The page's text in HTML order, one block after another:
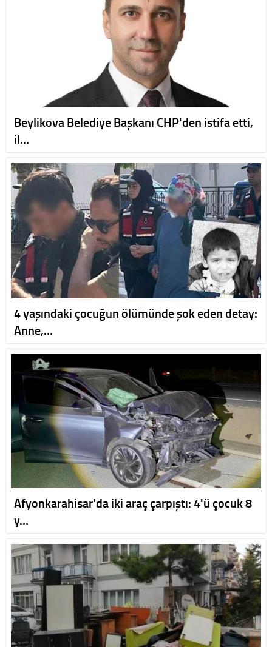
Beylikova Belediye Başkanı CHP'den istifa etti,
il…
4 yaşındaki çocuğun ölümünde şok eden detay:
Anne,…
Afyonkarahisar'da iki araç çarpıştı: 4'ü çocuk 8
y…